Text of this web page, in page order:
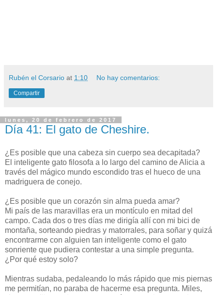
Rubén el Corsario at 1:10 No hay comentarios:
Compartir
lunes, 20 de febrero de 2017
Día 41: El gato de Cheshire.
¿Es posible que una cabeza sin cuerpo sea decapitada?
El inteligente gato filosofa a lo largo del camino de Alicia a
través del mágico mundo escondido tras el hueco de una
madriguera de conejo.
¿Es posible que un corazón sin alma pueda amar?
Mi país de las maravillas era un montículo en mitad del
campo. Cada dos o tres días me dirigía allí con mi bici de
montaña, sorteando piedras y matorrales, para soñar y quizá
encontrarme con alguien tan inteligente como el gato
sonriente que pudiera contestar a una simple pregunta.
¿Por qué estoy solo?
Mientras sudaba, pedaleando lo más rápido que mis piernas
me permitían, no paraba de hacerme esa pregunta. Miles,